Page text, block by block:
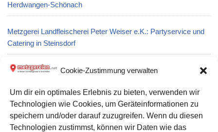
Cookie-Zustimmung verwalten
Um dir ein optimales Erlebnis zu bieten, verwenden wir
Technologien wie Cookies, um Geräteinformationen zu
speichern und/oder darauf zuzugreifen. Wenn du diesen
Technologien zustimmst, können wir Daten wie das
Herdwangen-Schönach
Metzgerei Landfleischerei Peter Weiser e.K.: Partyservice und
Catering in Steinsdorf
Metzgerei Magdeburger Fleisch- und Wurstparadies:
Metzgerei Jutta Marktfleischerei Inh. Strempel: Partyservice
und Catering in Templin